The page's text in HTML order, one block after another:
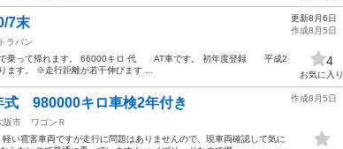
7末
ラパン
で乗って帰れます。 66000キロ 代 AT車です。 初年度登録 平成2
ます。 ※走行距離が若干伸びます ...
更新8月6日
作成8月5日
4
お気に入り
980000キロ車検2年付き
阪市
ワゴンＲ
い雹害車両ですが走行に問題はありませんので、現車両確認して気に
作成8月5日